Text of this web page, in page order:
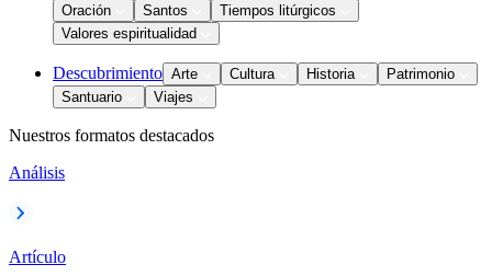
Oración
Santos
Tiempos litúrgicos
Valores espiritualidad
Descubrimiento Arte Cultura Historia
Patrimonio
Santuario
Viajes
Nuestros formatos destacados
Análisis
Artículo